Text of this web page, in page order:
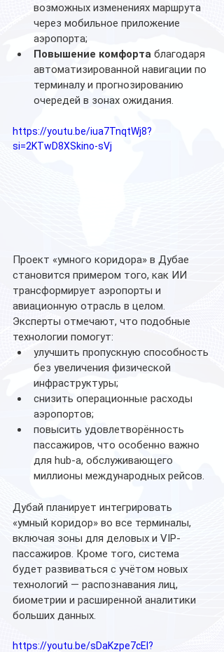
возможных изменениях маршрута
через мобильное приложение
аэропорта;
Повышение комфорта благодаря
автоматизированной навигации по
терминалу и прогнозированию
очередей в зонах ожидания.
https://youtu.be/iua7TnqtWj8?
si=2KTwD8XSkino-sVj
Проект «умного коридора» в Дубае
становится примером того, как ИИ
трансформирует аэропорты и
авиационную отрасль в целом.
Эксперты отмечают, что подобные
технологии помогут:
улучшить пропускную способность
без увеличения физической
инфраструктуры;
снизить операционные расходы
аэропортов;
повысить удовлетворённость
пассажиров, что особенно важно
для hub-а, обслуживающего
миллионы международных рейсов.
Дубай планирует интегрировать
«умный коридор» во все терминалы,
включая зоны для деловых и VIP-
пассажиров. Кроме того, система
будет развиваться с учётом новых
технологий — распознавания лиц,
биометрии и расширенной аналитики
больших данных.
https://youtu.be/sDaKzpe7cEI?